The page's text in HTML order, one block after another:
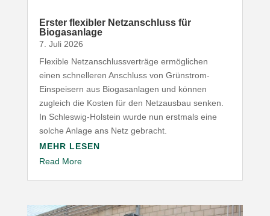
Erster flexibler Netz­an­schluss für
Biogasanlage
7. Juli 2026
Flexible Netz­an­schluss­ver­träge ermög­lichen
einen schnel­leren Anschluss von Grünstrom-​
Einspeisern aus Biogas­an­lagen und können
zugleich die Kosten für den Netz­ausbau senken.
In Schleswig-​Holstein wurde nun erstmals eine
solche Anlage ans Netz gebracht.
MEHR LESEN
Read More